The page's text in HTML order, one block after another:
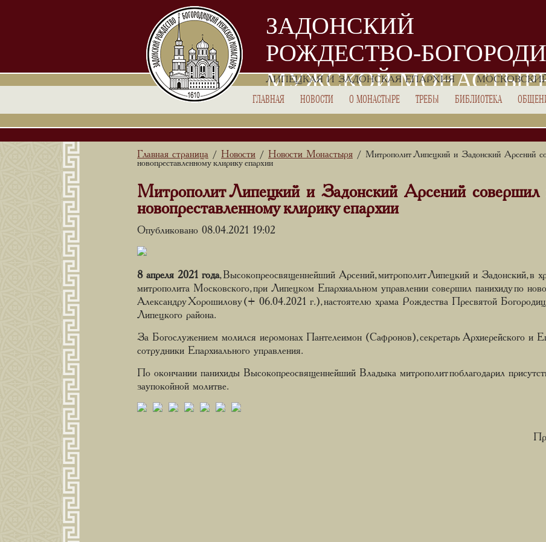
ЗАДОНСКИЙ
РОЖДЕСТВО-
МУЖСКОЙ
ЛИПЕЦКАЯ И ЗАДОНСКАЯ ЕПАРХИЯ
ГЛАВНАЯ НОВОСТИ О МОНАСТЫРЕ ТРЕБЫ БИБЛИОТЕКА
Главная страница / Новости / Новости Монастыря / Митрополит Липецкий и Задонский Арсений
новопреставленному клирику епархии
Митрополит Липецкий и Задонский Арсений совершил
новопреставленному клирику епархии
Опубликовано 08.04.2021 19:02
8 апреля 2021 года, Высокопреосвященнейший Арсений, митрополит Липецкий и Задонский, в
митрополита Московского, при Липецком Епархиальном управлении совершил панихиду по
Александру Хорошилову (+ 06.04.2021 г.), настоятелю храма Рождества Пресвятой
Липецкого района.
За Богослужением молился иеромонах Пантелеимон (Сафронов), секретарь Архиерейского и
сотрудники Епархиального управления.
По окончании панихиды Высокопреосвященнейший Владыка митрополит поблагодарил
заупокойной молитве.